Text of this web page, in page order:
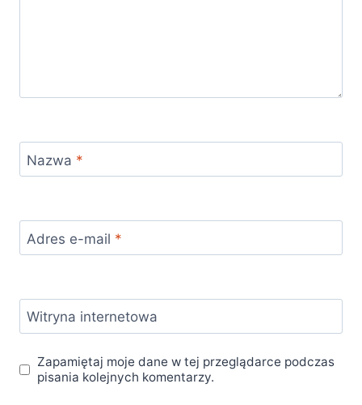
Nazwa *
Adres e-mail *
Witryna internetowa
Zapamiętaj moje dane w tej przeglądarce podczas
pisania kolejnych komentarzy.